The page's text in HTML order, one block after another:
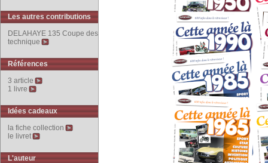
Les autres contributions
DELAHAYE 135 Coupe des Alpes 1936 : fiche
technique
Références
3 article
1 livre
Idées cadeaux
la fiche collection
le livret
L'auteur
COMMENTAIRES